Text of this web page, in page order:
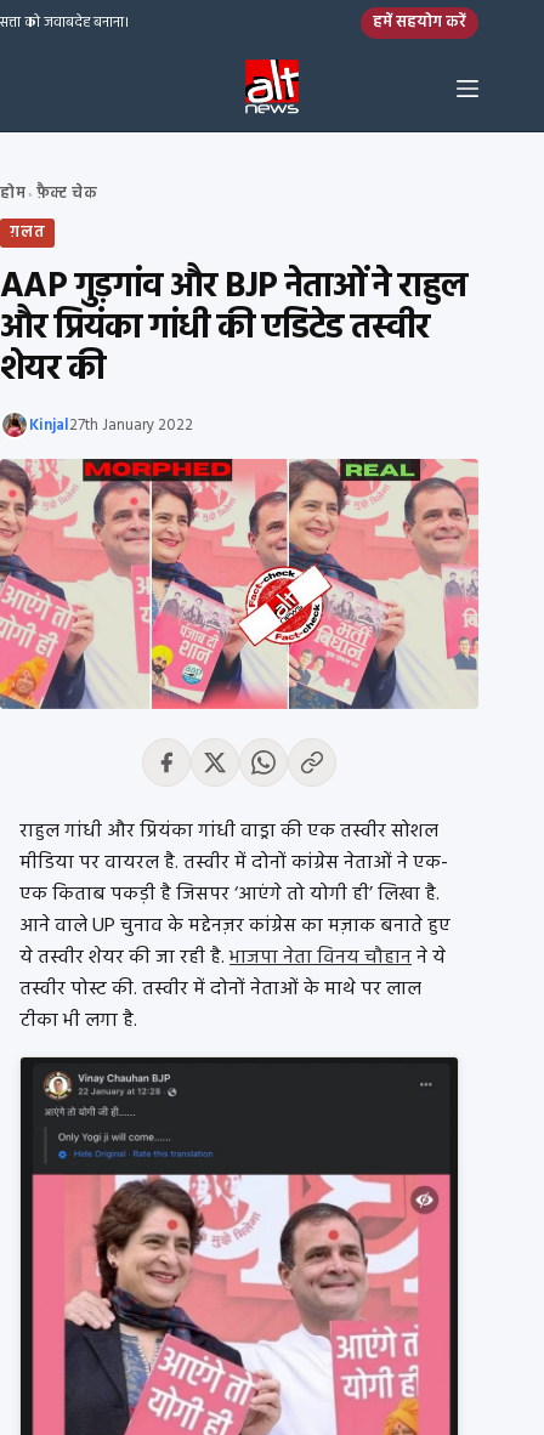
Skip to content
सत्ता को जवाबदेह बनाना। हमें सहयोग करें
होम› फ़ैक्ट चेक
ग़लत
AAP गुड़गांव और BJP नेताओं ने राहुल
और प्रियंका गांधी की एडिटेड तस्वीर
शेयर की
Kinjal27th January 2022
राहुल गांधी और प्रियंका गांधी वाड्रा की एक तस्वीर सोशल
मीडिया पर वायरल है. तस्वीर में दोनों कांग्रेस नेताओं ने एक-
एक किताब पकड़ी है जिसपर ‘आएंगे तो योगी ही’ लिखा है.
आने वाले UP चुनाव के मद्देनज़र कांग्रेस का मज़ाक बनाते हुए
ये तस्वीर शेयर की जा रही है.भाजपा नेता विनय चौहानने ये
तस्वीर पोस्ट की. तस्वीर में दोनों नेताओं के माथे पर लाल
टीका भी लगा है.